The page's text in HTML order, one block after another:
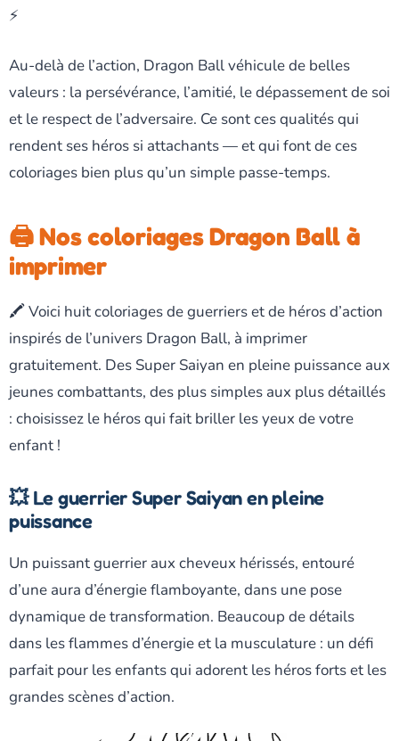
⚡
Au-delà de l’action, Dragon Ball véhicule de belles
valeurs : la persévérance, l’amitié, le dépassement de soi
et le respect de l’adversaire. Ce sont ces qualités qui
rendent ses héros si attachants — et qui font de ces
coloriages bien plus qu’un simple passe-temps.
🖨️ Nos coloriages Dragon Ball à
imprimer
🖍️ Voici huit coloriages de guerriers et de héros d’action
inspirés de l’univers Dragon Ball, à imprimer
gratuitement. Des Super Saiyan en pleine puissance aux
jeunes combattants, des plus simples aux plus détaillés
: choisissez le héros qui fait briller les yeux de votre
enfant !
💥 Le guerrier Super Saiyan en pleine
puissance
Un puissant guerrier aux cheveux hérissés, entouré
d’une aura d’énergie flamboyante, dans une pose
dynamique de transformation. Beaucoup de détails
dans les flammes d’énergie et la musculature : un défi
parfait pour les enfants qui adorent les héros forts et les
grandes scènes d’action.